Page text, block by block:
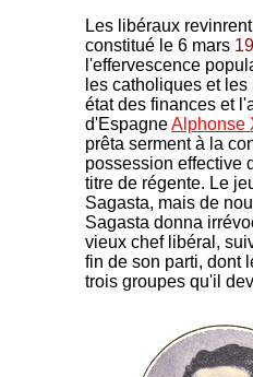
Les libéraux
constitué le 6 mars
l'effervescence
les catholiques et
état des finances et
d'EspagneAlphonse
prêta serment à la
possession effective
titre de régente. Le
Sagasta, mais de
Sagasta donna
vieux chef libéral,
fin de son parti, dont
trois groupes qu'il